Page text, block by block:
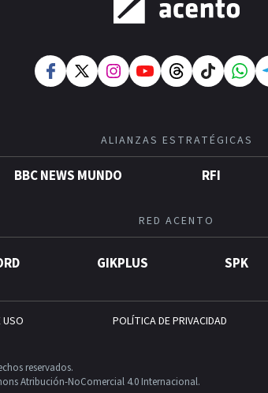
ALIANZAS ESTRATÉGICAS
BBC NEWS MUNDO RFI
RED ACENTO
GIKPLUS SPK
USO POLÍTICA DE PRIVACIDAD
reservados.
Atribución-NoComercial 4.0 Internacional.